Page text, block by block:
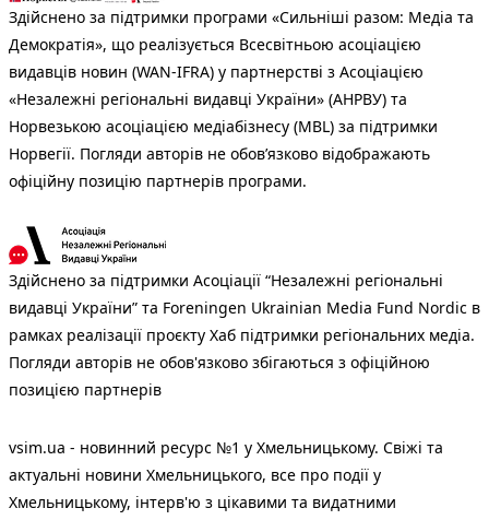
Здійснено за підтримки програми «Сильніші разом: Медіа та
Демократія», що реалізується Всесвітньою асоціацією
видавців новин (WAN-IFRA) у партнерстві з Асоціацією
«Незалежні регіональні видавці України» (АНРВУ) та
Норвезькою асоціацією медіабізнесу (MBL) за підтримки
Норвегії. Погляди авторів не обов’язково відображають
офіційну позицію партнерів програми.
Здійснено за підтримки Асоціації “Незалежні регіональні
видавці України” та Foreningen Ukrainian Media Fund Nordic в
рамках реалізації проєкту Хаб підтримки регіональних медіа.
Погляди авторів не обов'язково збігаються з офіційною
позицією партнерів
vsim.ua - новинний ресурс №1 у Хмельницькому. Свіжі та
актуальні новини Хмельницького, все про події у
Хмельницькому, інтерв'ю з цікавими та видатними